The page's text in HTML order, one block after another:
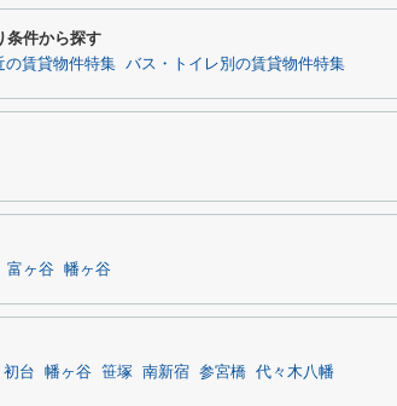
条件から探す
の賃貸物件特集 バス・トイレ別の賃貸物件特集
富ヶ谷 幡ヶ谷
初台 幡ヶ谷 笹塚 南新宿 参宮橋 代々木八幡